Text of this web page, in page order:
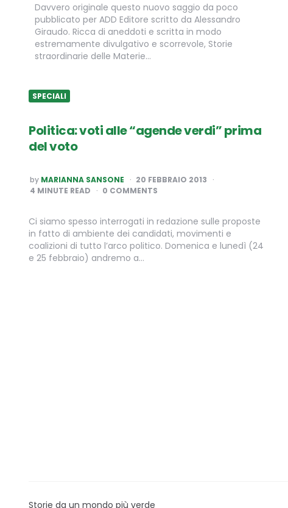
Davvero originale questo nuovo saggio da poco
pubblicato per ADD Editore scritto da Alessandro
Giraudo. Ricca di aneddoti e scritta in modo
estremamente divulgativo e scorrevole, Storie
straordinarie delle Materie…
SPECIALI
Politica: voti alle “agende verdi” prima
del voto
POSTED
BY
by MARIANNA SANSONE
20 FEBBRAIO 2013
4 MINUTE READ 0 COMMENTS
Ci siamo spesso interrogati in redazione sulle proposte
in fatto di ambiente dei candidati, movimenti e
coalizioni di tutto l’arco politico. Domenica e lunedì (24
e 25 febbraio) andremo a…
Storie da un mondo più verde